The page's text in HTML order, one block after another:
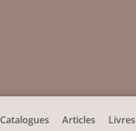
Catalogues Articles Livres